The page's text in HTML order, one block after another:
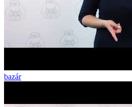
bazár